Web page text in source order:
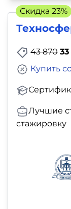
43 870
Купить
Лучшие
стажировку
Скидка 23%